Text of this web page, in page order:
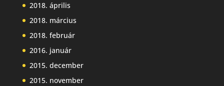
2018. április
2018. március
2018. február
2016. január
2015. december
2015. november